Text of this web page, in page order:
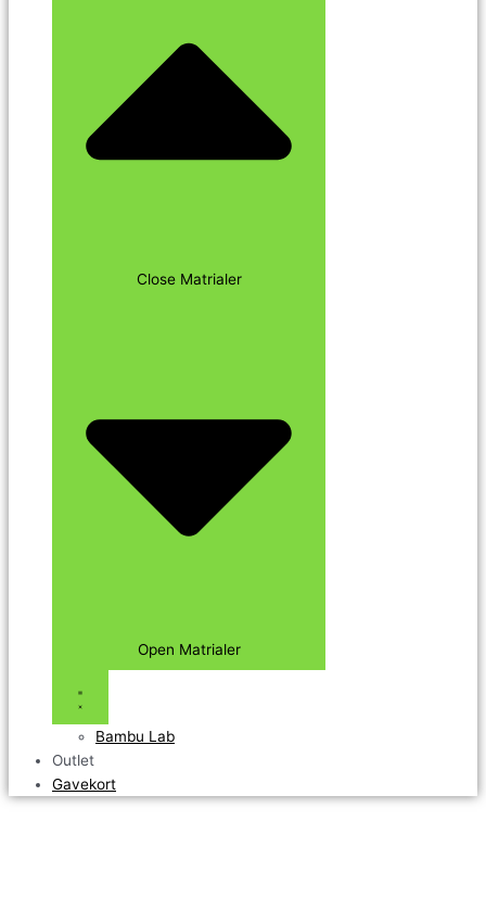
Close Matrialer
Open Matrialer
Bambu Lab
Outlet
Gavekort